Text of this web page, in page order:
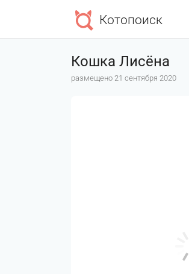
Котопоиск
Кошка Лисёна
размещено 21 сентября 2020